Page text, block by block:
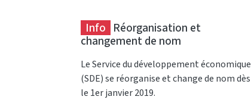
Info Réorganisation et
changement de nom
Le Service du développement économique
(SDE) se réorganise et change de nom dès
le 1er janvier 2019.